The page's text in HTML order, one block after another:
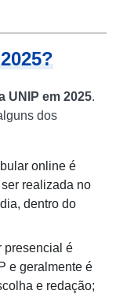
UNIP em 2025.
dos
online é
realizada no
dentro do
presencial é
e geralmente é
e redação;